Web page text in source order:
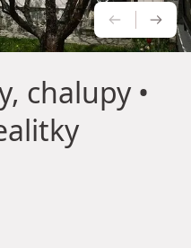
chalupy•